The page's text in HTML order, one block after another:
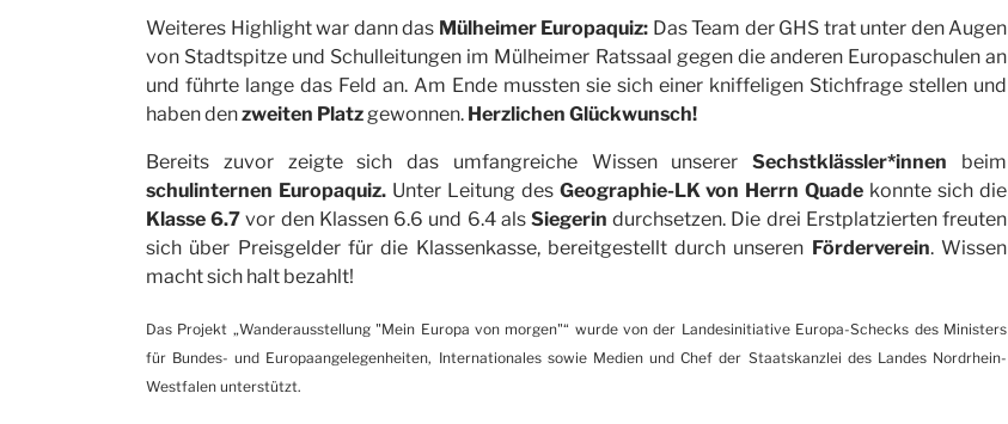
Weiteres Highlight war dann das Mülheimer Europaquiz: Das Team der GHS trat unter den Augen
von Stadtspitze und Schulleitungen im Mülheimer Ratssaal gegen die anderen Europaschulen an
und führte lange das Feld an. Am Ende mussten sie sich einer kniffeligen Stichfrage stellen und
haben denzweiten Platzgewonnen. Herzlichen Glückwunsch!
Bereits zuvor zeigte sich das umfangreiche Wissen unsererSechstklässler*innen beim
schulinternen Europaquiz.Unter Leitung des Geographie-LK von Herrn Quade konnte sich die
Klasse 6.7 vor den Klassen 6.6 und 6.4 als Siegerindurchsetzen. Die drei Erstplatzierten freuten
sich über Preisgelder für die Klassenkasse, bereitgestellt durch unseren Förderverein. Wissen
macht sich halt bezahlt!
Das Projekt „Wanderausstellung "Mein Europa von morgen"“ wurde von der Landesinitiative Europa-Schecks des Ministers
für Bundes- und Europaangelegenheiten, Internationales sowie Medien und Chef der Staatskanzlei des Landes Nordrhein-
Westfalen unterstützt.